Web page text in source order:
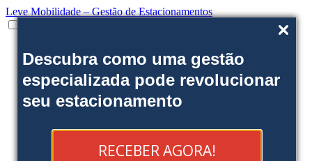
Descubra como uma gestão
especializada pode revolucionar
seu estacionamento
RECEBER AGORA!
Leve Mobilidade – Gestão de Estacionamentos
Onde estamos
Nossas soluções
Clientes
Fale Conosco
Reserve sua Vaga